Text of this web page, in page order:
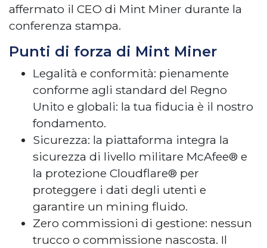
affermato il CEO di Mint Miner durante la
conferenza stampa.
Punti di forza di Mint Miner
Legalità e conformità: pienamente
conforme agli standard del Regno
Unito e globali: la tua fiducia è il nostro
fondamento.
Sicurezza: la piattaforma integra la
sicurezza di livello militare McAfee® e
la protezione Cloudflare® per
proteggere i dati degli utenti e
garantire un mining fluido.
Zero commissioni di gestione: nessun
trucco o commissione nascosta. Il